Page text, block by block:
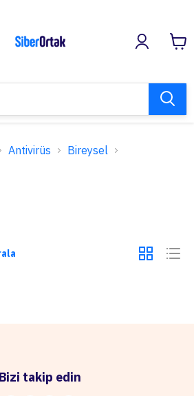
Antivirüs Bireysel
Bizi takip edin